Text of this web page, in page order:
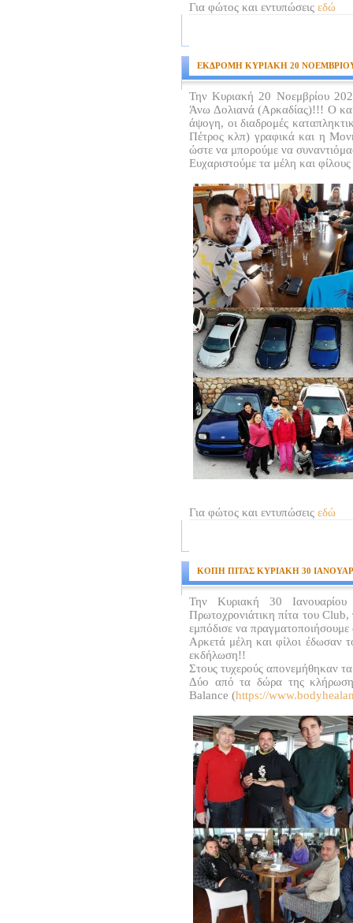
Για φώτος και εντυπώσεις εδώ
ΕΚΔΡΟΜΗ ΚΥΡΙΑΚΗ 20 ΝΟΕΜΒΡΙΟΥ
Την Κυριακή 20 Νοεμβρίου
Άνω Δολιανά (Αρκαδίας)!!! Ο
άψογη, οι διαδρομές
Πέτρος κλπ) γραφικά και η
ώστε να μπορούμε να
Ευχαριστούμε τα μέλη και
Για φώτος και εντυπώσεις εδώ
ΚΟΠΗ ΠΙΤΑΣ ΚΥΡΙΑΚΗ 30
Την Κυριακή 30
Πρωτοχρονιάτικη πίτα του
εμπόδισε να
Αρκετά μέλη και φίλοι έδωσαν
εκδήλωση!!
Στους τυχερούς απονεμήθηκαν
Δύο από τα δώρα της
Balance (https://